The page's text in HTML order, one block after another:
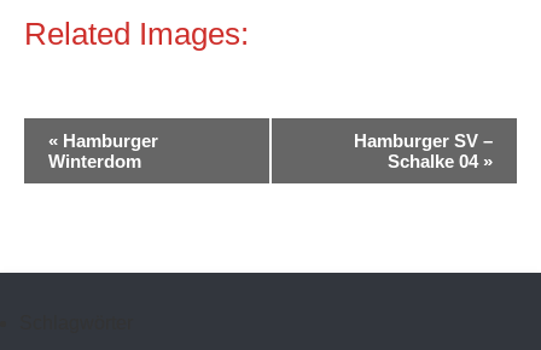
Related Images:
Veranstaltung-
Navigation
« Hamburger
Winterdom
Hamburger SV –
Schalke 04 »